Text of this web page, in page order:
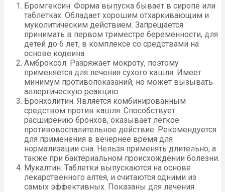
Бромгексин. Форма выпуска бывает в сиропе или
таблетках. Обладает хорошим отхаркивающим и
муколитическим действием. Запрещается
принимать в первом триместре беременности, для
детей до 6 лет, в комплексе со средствами на
основе кодеина.
Амброксол. Разряжает мокроту, поэтому
применяется для лечения сухого кашля. Имеет
минимум противопоказаний, но может вызывать
аллергическую реакцию.
Бронхолитин. Является комбинированным
средством против кашля. Способствует
расширению бронхов, оказывает лёгкое
противовоспалительное действие. Рекомендуется
для применения в вечернее время для
нормализации сна. Нельзя применять длительно, а
также при бактериальном происхождении болезни.
Мукалтин. Таблетки выпускаются на основе
лекарственного алтея, и считаются одними из
самых эффективных. Показаны для лечения